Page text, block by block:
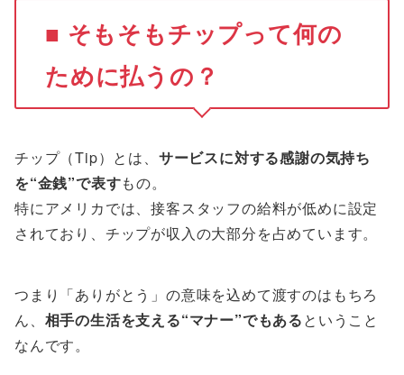
■ そもそもチップって何の
ために払うの？
チップ（Tip）とは、 サービスに対する感謝の気持ち
を“金銭”で表すもの。
特にアメリカでは、接客スタッフの給料が低めに設定
されており、チップが収入の大部分を占めています。
つまり「ありがとう」の意味を込めて渡すのはもちろ
ん、 相手の生活を支える“マナー”でもあるということ
なんです。